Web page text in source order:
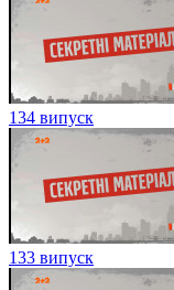
134 випуск
133 випуск